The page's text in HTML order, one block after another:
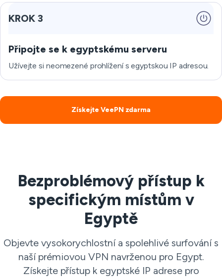
KROK 3
Připojte se k egyptskému serveru
Užívejte si neomezené prohlížení s egyptskou IP adresou.
Získejte VeePN zdarma
Bezproblémový přístup k
specifickým místům v
Egyptě
Objevte vysokorychlostní a spolehlivé surfování s
naší prémiovou VPN navrženou pro Egypt.
Získejte přístup k egyptské IP adrese pro